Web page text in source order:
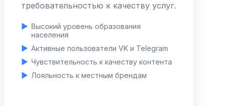
требовательностью к качеству услуг.
Высокий уровень образования
населения
Активные пользователи VK и Telegram
Чувствительность к качеству контента
Лояльность к местным брендам